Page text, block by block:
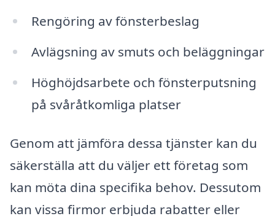
Rengöring av fönsterbeslag
Avlägsning av smuts och beläggningar
Höghöjdsarbete och fönsterputsning
på svåråtkomliga platser
Genom att jämföra dessa tjänster kan du
säkerställa att du väljer ett företag som
kan möta dina specifika behov. Dessutom
kan vissa firmor erbjuda rabatter eller